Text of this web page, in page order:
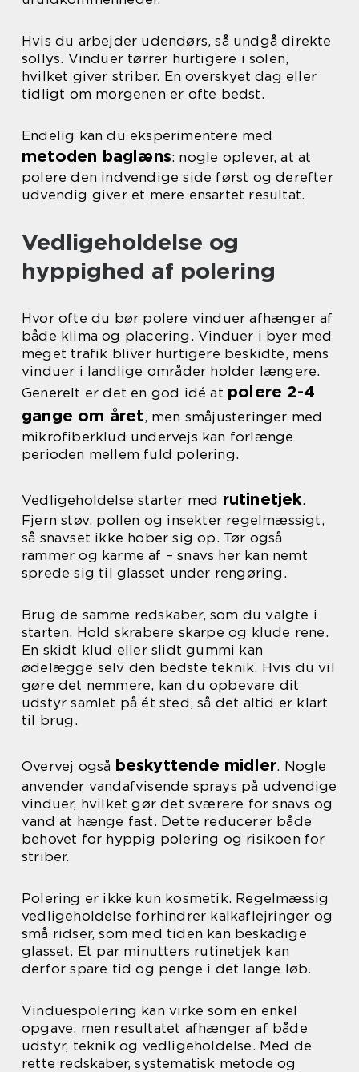
Hvis du arbejder udendørs, så undgå direkte
sollys. Vinduer tørrer hurtigere i solen,
hvilket giver striber. En overskyet dag eller
tidligt om morgenen er ofte bedst.
Endelig kan du eksperimentere med
metoden baglæns: nogle oplever, at at
polere den indvendige side først og derefter
udvendig giver et mere ensartet resultat.
Vedligeholdelse og
hyppighed af polering
Hvor ofte du bør polere vinduer afhænger af
både klima og placering. Vinduer i byer med
meget trafik bliver hurtigere beskidte, mens
vinduer i landlige områder holder længere.
Generelt er det en god idé at polere 2-4
gange om året, men småjusteringer med
mikrofiberklud undervejs kan forlænge
perioden mellem fuld polering.
Vedligeholdelse starter med rutinetjek.
Fjern støv, pollen og insekter regelmæssigt,
så snavset ikke hober sig op. Tør også
rammer og karme af – snavs her kan nemt
sprede sig til glasset under rengøring.
Brug de samme redskaber, som du valgte i
starten. Hold skrabere skarpe og klude rene.
En skidt klud eller slidt gummi kan
ødelægge selv den bedste teknik. Hvis du vil
gøre det nemmere, kan du opbevare dit
udstyr samlet på ét sted, så det altid er klart
til brug.
Overvej også beskyttende midler. Nogle
anvender vandafvisende sprays på udvendige
vinduer, hvilket gør det sværere for snavs og
vand at hænge fast. Dette reducerer både
behovet for hyppig polering og risikoen for
striber.
Polering er ikke kun kosmetik. Regelmæssig
vedligeholdelse forhindrer kalkaflejringer og
små ridser, som med tiden kan beskadige
glasset. Et par minutters rutinetjek kan
derfor spare tid og penge i det lange løb.
Vinduespolering kan virke som en enkel
opgave, men resultatet afhænger af både
udstyr, teknik og vedligeholdelse. Med de
rette redskaber, systematisk metode og